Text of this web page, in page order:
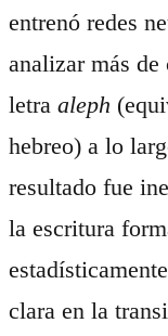
entrenó redes
analizar más
letra aleph
hebreo) a lo
resultado fue
la escritura
clara en la